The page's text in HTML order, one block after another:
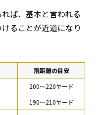
ば、基本と言われる
ることが近道になり
飛距離の目安
200〜220ヤード
190〜210ヤード